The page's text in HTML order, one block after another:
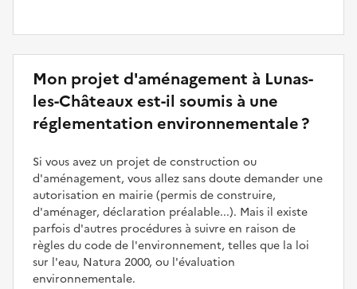
Mon projet d'aménagement à Lunas-
les-Châteaux est-il soumis à une
réglementation environnementale ?
Si vous avez un projet de construction ou
d'aménagement, vous allez sans doute demander une
autorisation en mairie (permis de construire,
d'aménager, déclaration préalable...). Mais il existe
parfois d'autres procédures à suivre en raison de
règles du code de l'environnement, telles que la loi
sur l'eau, Natura 2000, ou l'évaluation
environnementale.